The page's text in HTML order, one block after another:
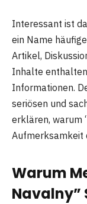
Interessant ist
ein Name
Artikel,
Inhalte
Informationen.
seriösen und
erklären, warum
Aufmerksamkeit
Warum
Navalny”